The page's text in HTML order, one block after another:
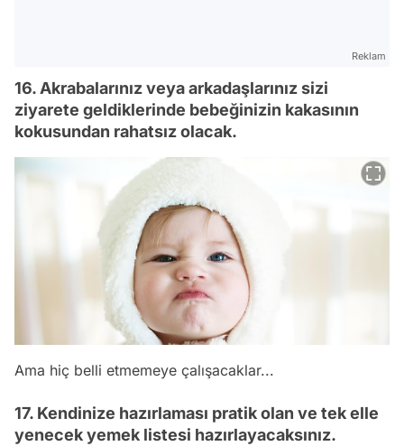
Reklam
16. Akrabalarınız veya arkadaşlarınız sizi
ziyarete geldiklerinde bebeğinizin kakasının
kokusundan rahatsız olacak.
Ama hiç belli etmemeye çalışacaklar...
17. Kendinize hazırlaması pratik olan ve tek elle
yenecek yemek listesi hazırlayacaksınız.